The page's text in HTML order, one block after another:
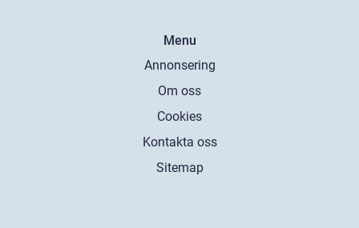
Menu
Annonsering
Om oss
Cookies
Kontakta oss
Sitemap